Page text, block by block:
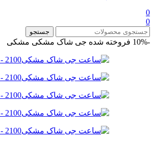
0
0
جستجو
-10% فروخته شده جی شاک مشکی مشکی